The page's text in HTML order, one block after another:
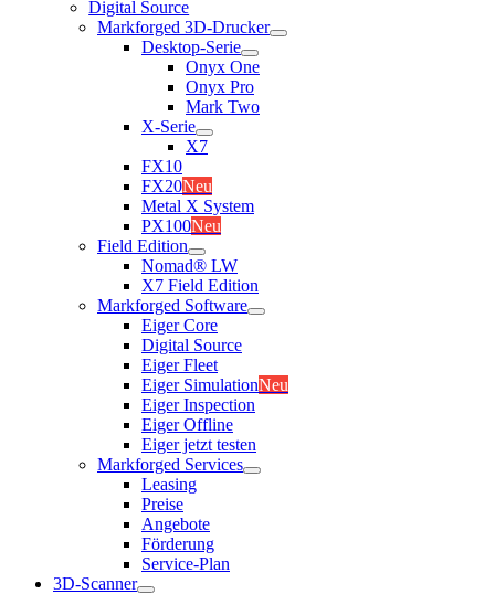
Digital Source
Markforged 3D-Drucker
Desktop-Serie
Onyx One
Onyx Pro
Mark Two
X-Serie
X7
FX10
FX20Neu
Metal X System
PX100Neu
Field Edition
Nomad® LW
X7 Field Edition
Markforged Software
Eiger Core
Digital Source
Eiger Fleet
Eiger SimulationNeu
Eiger Inspection
Eiger Offline
Eiger jetzt testen
Markforged Services
Leasing
Preise
Angebote
Förderung
Service-Plan
3D-Scanner